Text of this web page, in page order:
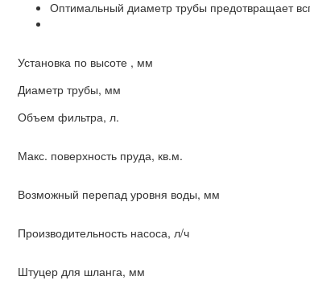
Оптимальный диаметр трубы предотвращает
Установка по высоте , мм
Диаметр трубы, мм
Объем фильтра, л.
Макс. поверхность пруда, кв.м.
Возможный перепад уровня воды, мм
Производительность насоса, л/ч
Штуцер для шланга, мм